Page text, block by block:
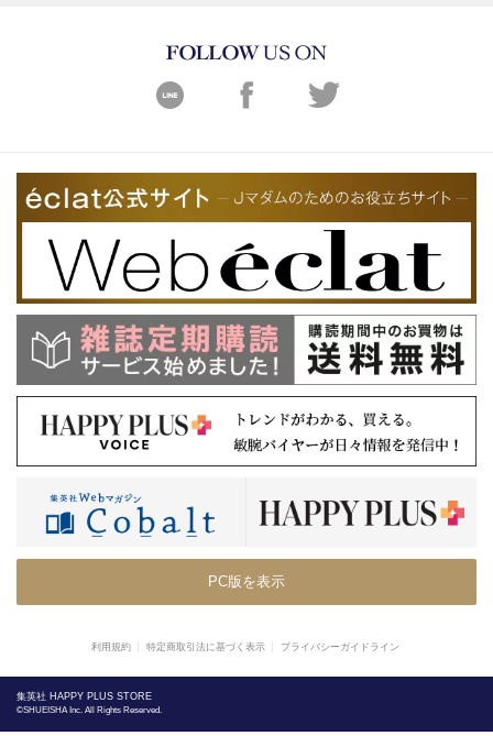
PC版を表示
利用規約 特定商取引法に基づく表示 プライバシーガイドライン
集英社 HAPPY PLUS STORE
©SHUEISHA Inc. All Rights Reserved.